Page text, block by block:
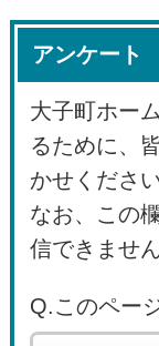
アンケート
大子町ホー
るために、
かせください
なお、この
信できませ
Q.このペー